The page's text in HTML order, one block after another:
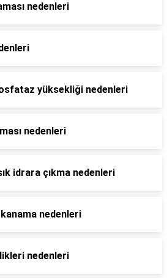
nedenleri
yüksekliği nedenleri
nedenleri
idrara çıkma nedenleri
nedenleri
nedenleri